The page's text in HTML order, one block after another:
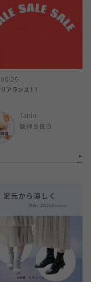
アランス！！
Tabio
阪神百貨店